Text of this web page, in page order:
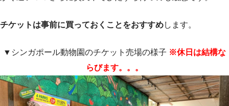
チケットは事前に買っておくことをおすすめします。
▼シンガポール動物園のチケット売場の様子 ※休日は結構な
らびます。。。